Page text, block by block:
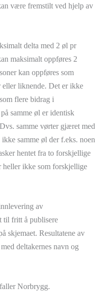
være fremstilt ved hjelp av
delta med 2 øl pr
maksimalt oppføres 2
kan oppføres som
liknende. Det er ikke
flere bidrag i
samme øl er identisk
samme vørter gjæret med
samme øl der f.eks. noen
hentet fra to forskjellige
heller ikke som forskjellige
av
til fritt å publisere
skjemaet. Resultatene av
deltakernes navn og
Norbrygg.